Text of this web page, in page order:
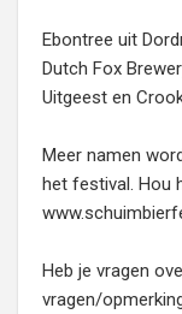
Ebontree uit
Dutch Fox
Uitgeest en
Meer namen
het festival. Hou
Heb je vragen
vragen/